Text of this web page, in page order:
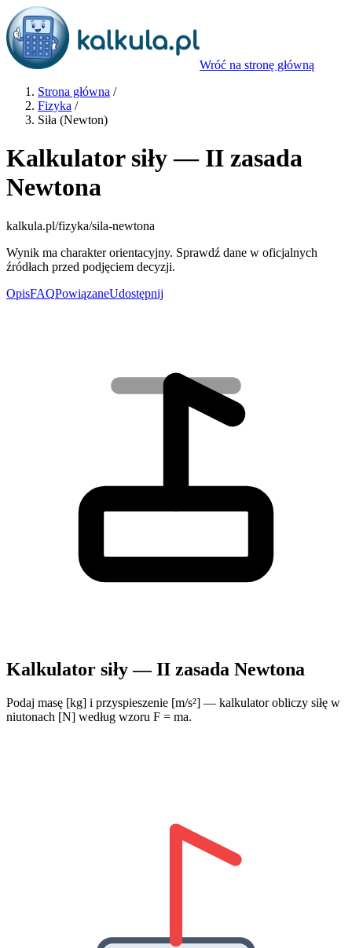
Wróć na stronę główną
Strona główna /
Fizyka /
Siła (Newton)
Kalkulator siły — II zasada
Newtona
kalkula.pl/fizyka/sila-newtona
Wynik ma charakter orientacyjny. Sprawdź dane w oficjalnych
źródłach przed podjęciem decyzji.
OpisFAQPowiązaneUdostępnij
Kalkulator siły — II zasada Newtona
Podaj masę [kg] i przyspieszenie [m/s²] — kalkulator obliczy siłę w
niutonach [N] według wzoru F = ma.